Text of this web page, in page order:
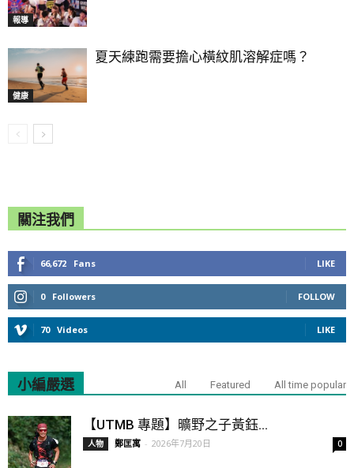
報導
健康
夏天練跑需要擔心橫紋肌溶解症嗎？
關注我們
66,672 Fans LIKE
0 Followers FOLLOW
70 Videos LIKE
小編嚴選 All Featured All time popular
【UTMB 專題】曠野之子黃鈺...
人物 鄭匡寓 - 2026年7月20日 0